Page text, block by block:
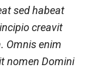
sed habeat
creavit
Omnis enim
nomen Domini